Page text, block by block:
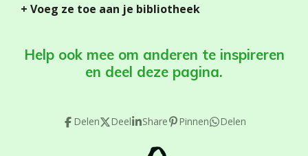
+ Voeg ze toe aan je bibliotheek
Help ook mee om anderen te inspireren
en deel deze pagina.
Delen Deel Share Pinnen Delen